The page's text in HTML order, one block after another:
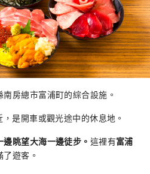
南房總市富浦町的綜合設施。
是開車或觀光途中的休息地。
眺望大海一邊徒步。 這裡有富浦
遊客。